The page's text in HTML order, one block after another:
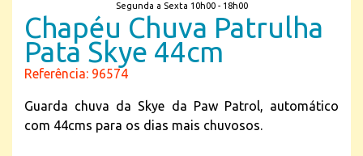
Segunda a Sexta 10h00 - 18h00
Chapéu Chuva Patrulha
Pata Skye 44cm
Referência: 96574
Guarda chuva da Skye da Paw Patrol, automático
com 44cms para os dias mais chuvosos.